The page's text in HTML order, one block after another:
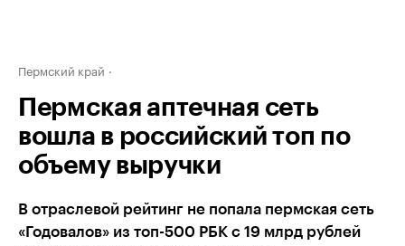
Пермский край
Пермская аптечная сеть
вошла в российский топ по
объему выручки
В отраслевой рейтинг не попала пермская сеть
«Годовалов» из топ-500 РБК с 19 млрд рублей